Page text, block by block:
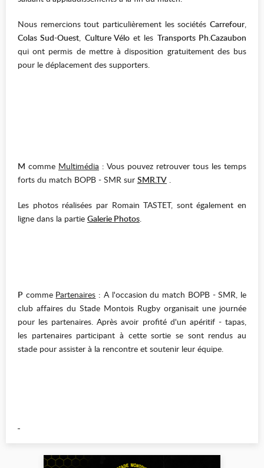
Nous remercions tout particulièrement les sociétés Carrefour,
Colas Sud-Ouest, Culture Véloet les Transports Ph.Cazaubon
qui ont permis de mettre à disposition gratuitement des bus
pour le déplacement des supporters.
M comme Multimédia : Vous pouvez retrouver tous les temps
forts du match BOPB - SMR sur SMR.TV .
Les photos réalisées par Romain TASTET, sont également en
ligne dans la partie Galerie Photos.
P comme Partenaires : A l'occasion du match BOPB - SMR, le
club affaires du Stade Montois Rugby organisait une journée
pour les partenaires. Après avoir profité d'un apéritif - tapas,
les partenaires participant à cette sortie se sont rendus au
stade pour assister à la rencontre et soutenir leur équipe.